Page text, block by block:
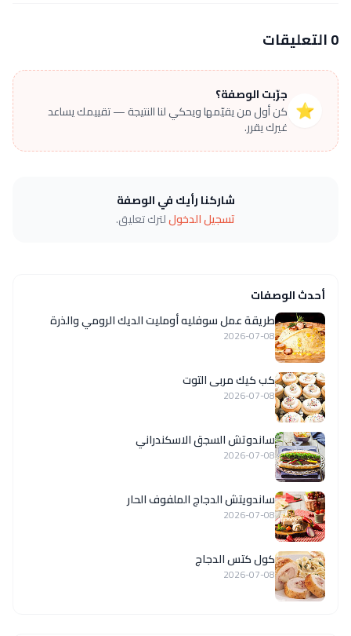
0 التعليقات
⭐
جرّبت الوصفة؟
كن أول من يقيّمها ويحكي لنا النتيجة — تقييمك يساعد
غيرك يقرر.
شاركنا رأيك في الوصفة
تسجيل الدخوللترك تعليق.
أحدث الوصفات
طريقة عمل سوفليه أومليت الديك الرومي والذرة
2026-07-08
كب كيك مربى التوت
2026-07-08
ساندوتش السجق الاسكندراني
2026-07-08
ساندويتش الدجاج الملفوف الحار
2026-07-08
كول كتس الدجاج
2026-07-08